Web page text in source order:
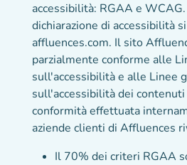
accessibilità: RGAA e
dichiarazione di accessibilità
affluences.com. Il sito
parzialmente conforme alle
sull'accessibilità e alle Linee
sull'accessibilità dei
conformità effettuata
aziende clienti di Affluences
Il 70% dei criteri RGAA